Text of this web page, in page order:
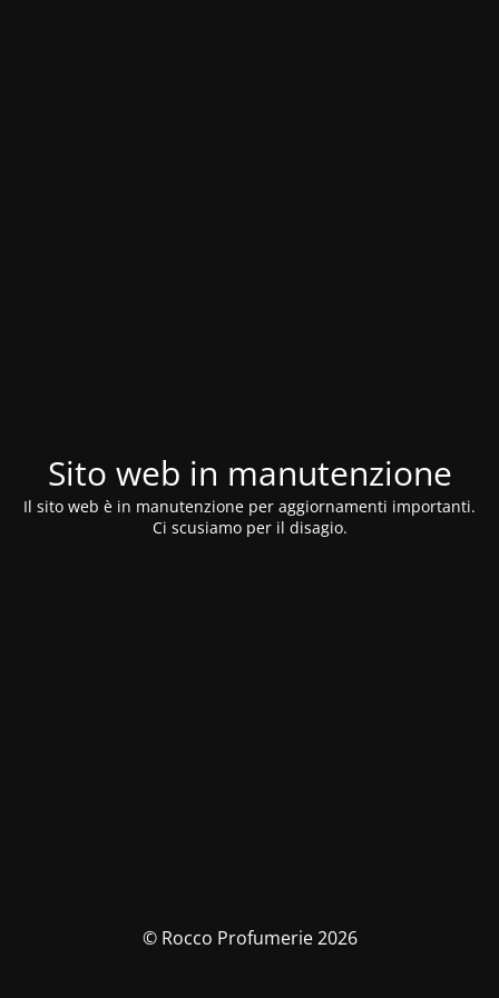
Sito web in manutenzione
Il sito web è in manutenzione per aggiornamenti importanti.
Ci scusiamo per il disagio.
© Rocco Profumerie 2026